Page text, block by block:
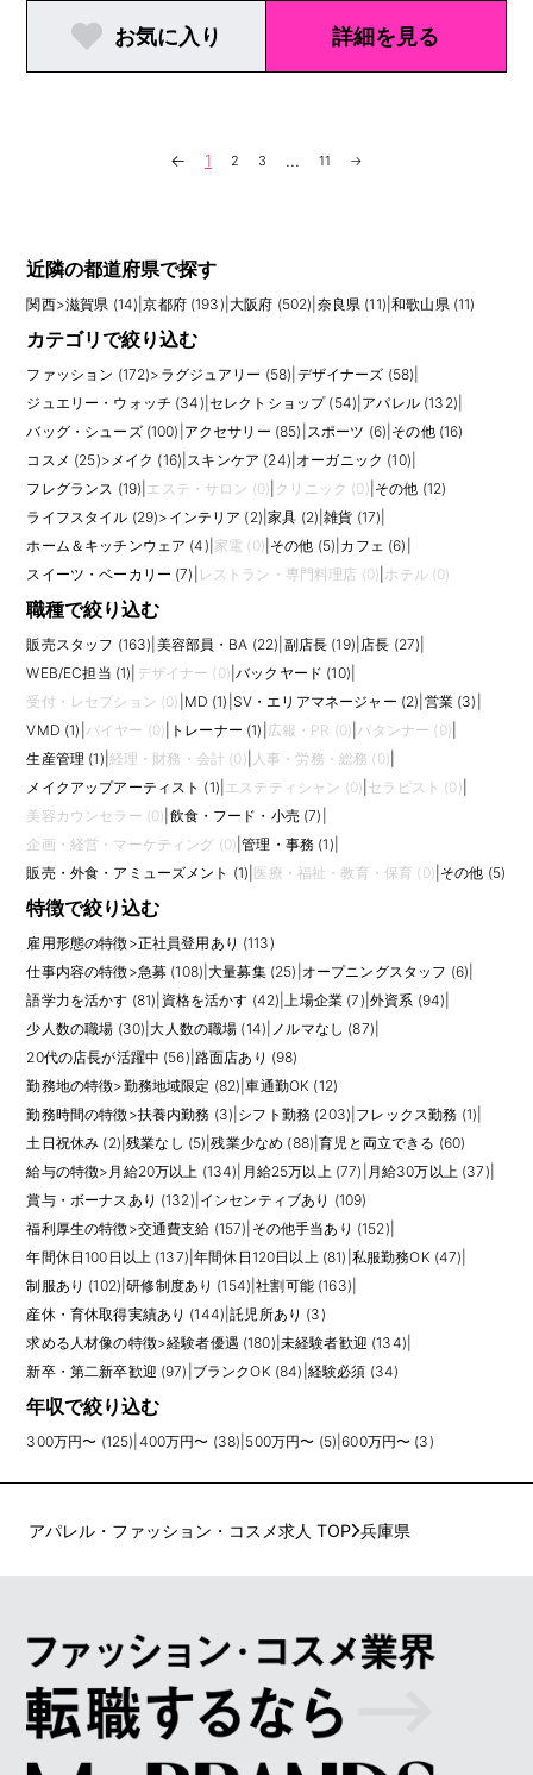
お気に入り 詳細を見る
← 1 2 3 ... 11 →
近隣の都道府県で探す
関西>滋賀県 (14) |京都府 (193) 大阪府 (502) 奈良県 (11) |和歌山県 (11)
カテゴリで絞り込む
ファッション (172)> ラグジュアリー (58) デザイナーズ (58)
ジュエリー・ウォッチ (34) セレクトショップ (54) アパレル (132)
バッグ・シューズ (100) アクセサリー (85) スポーツ (6) その他 (16)
コスメ (25)> メイク (16) スキンケア (24) オーガニック (10)
フレグランス (19) エステ・サロン (0) クリニック (0) その他 (12)
ライフスタイル (29)> インテリア (2) |家具 (2) |雑貨 (17)
ホーム＆キッチンウェア (4) 家電 (0) その他 (5) カフェ (6)
スイーツ・ベーカリー (7) レストラン・専門料理店 (0) ホテル (0)
職種で絞り込む
販売スタッフ (163) 美容部員・BA (22) 副店長 (19) 店長 (27)
WEB/EC担当 (1) デザイナー (0) |バックヤード (10)
受付・レセプション (0) MD (1) SV・エリアマネージャー (2) 営業 (3)
VMD (1) バイヤー (0) トレーナー (1) 広報・PR (0) |パタンナー (0)
生産管理 (1) 経理・財務・会計 (0) 人事・労務・総務 (0)
メイクアップアーティスト (1) エステティシャン (0) セラピスト (0)
美容カウンセラー (0) 飲食・フード・小売 (7)
企画・経営・マーケティング (0) |管理・事務 (1)
販売・外食・アミューズメント (1) 医療・福祉・教育・保育 (0) その他 (5)
特徴で絞り込む
雇用形態の特徴>正社員登用あり (113)
仕事内容の特徴>急募 (108) |大量募集 (25) オープニングスタッフ (6)
語学力を活かす (81) 資格を活かす (42) |上場企業 (7) 外資系 (94)
少人数の職場 (30) |大人数の職場 (14) ノルマなし (87)
20代の店長が活躍中 (56) 路面店あり (98)
勤務地の特徴>勤務地域限定 (82) |車通勤OK (12)
勤務時間の特徴>扶養内勤務 (3) シフト勤務 (203) フレックス勤務 (1)
土日祝休み (2) |残業なし (5) |残業少なめ (88) |育児と両立できる (60)
給与の特徴> 月給20万以上 (134) 月給25万以上 (77) 月給30万以上 (37)
賞与・ボーナスあり (132) インセンティブあり (109)
福利厚生の特徴>交通費支給 (157) その他手当あり (152)
年間休日100日以上 (137) |年間休日120日以上 (81) 私服勤務OK (47)
制服あり (102) |研修制度あり (154) |社割可能 (163)
産休・育休取得実績あり (144) |託児所あり (3)
求める人材像の特徴>経験者優遇 (180) 未経験者歓迎 (134)
新卒・第二新卒歓迎 (97) ブランクOK (84) 経験必須 (34)
年収で絞り込む
300万円〜 (125) 400万円〜 (38) 500万円〜 (5) |600万円〜 (3)
アパレル・ファッション・コスメ求人 TOP 兵庫県